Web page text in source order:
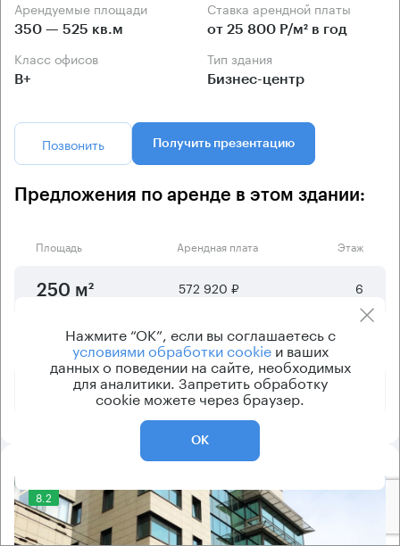
Арендуемые площади
350 — 525 кв.м
Ставка арендной платы
от 25 800 Р/м² в год
Класс офисов
B+
Тип здания
Бизнес-центр
Позвонить Получить презентацию
Предложения по аренде в этом здании:
Площадь Арендная плата Этаж
250 м² 572 920 ₽ 6
350 м² 749 990 ₽
525 м² 2 150 010 ₽
8.2
Нажмите “ОК”, если вы соглашаетесь с
условиями обработки cookieи ваших
данных о поведении на сайте, необходимых
для аналитики. Запретить обработку
cookie можете через браузер.
ОК